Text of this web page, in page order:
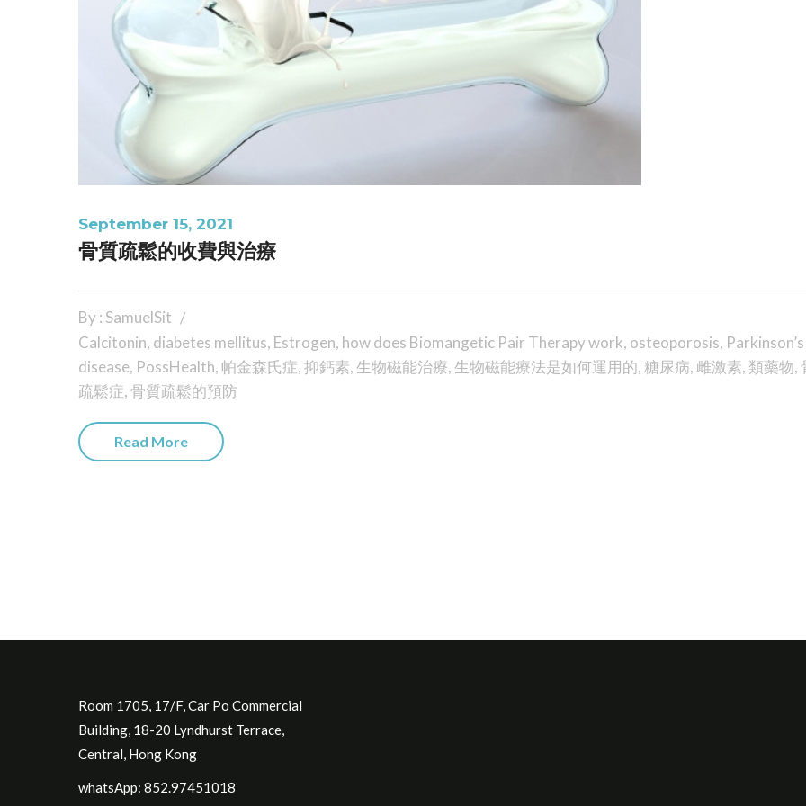
September 15, 2021
骨質疏鬆的收費與治療
By : SamuelSit
Calcitonin, diabetes mellitus, Estrogen, how does Biomangetic Pair Therapy work, osteoporosis, Parkinson’s
disease, PossHealth,帕金森氏症,抑鈣素, 生物磁能治療, 生物磁能療法是如何運用的, 糖尿病,雌激素, 類藥物,
疏鬆症,骨質疏鬆的預防
Read More
Room 1705, 17/F, Car Po Commercial
Building, 18-20 Lyndhurst Terrace,
Central, Hong Kong
whatsApp: 852.97451018